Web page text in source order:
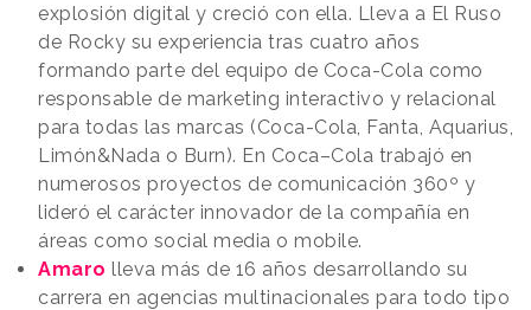
explosión digital y creció con ella. Lleva a El Ruso
de Rocky su experiencia tras cuatro años
formando parte del equipo de Coca-Cola como
responsable de marketing interactivo y relacional
para todas las marcas (Coca-Cola, Fanta, Aquarius,
Limón&Nada o Burn). En Coca–Cola trabajó en
numerosos proyectos de comunicación 360º y
lideró el carácter innovador de la compañía en
áreas como social media o mobile.
Amaro lleva más de 16 años desarrollando su
carrera en agencias multinacionales para todo tipo